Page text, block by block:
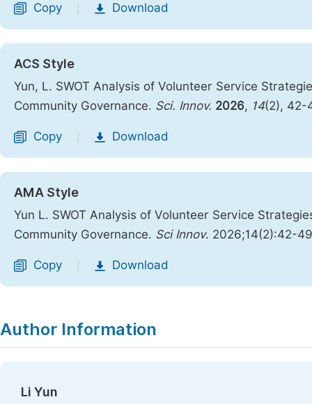
Copy Download
ACS Style
Yun, L. SWOT Analysis of Volunteer Service
Community Governance. Sci. Innov. 2026, 14(2),
Copy Download
AMA Style
Yun L. SWOT Analysis of Volunteer Service
Community Governance. Sci Innov. 2026;14(2):42-
Copy Download
Author Information
Li Yun